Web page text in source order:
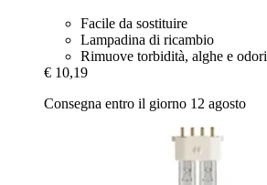
Facile da sostituire
Lampadina di ricambio
Rimuove torbidità, alghe e odori
€ 10,19
Consegna entro il giorno 12 agosto